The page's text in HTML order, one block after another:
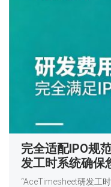
完全适配IPO规
发工时系统确保
“AceTimesheet研发工